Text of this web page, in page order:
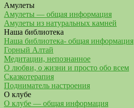
Амулеты
Амулеты — общая информация
Амулеты из натуральных камней
Наша библиотека
Наша библиотека- общая информация
Горный Алтай
Медитации, непознанное
О любви, о жизни и просто обо всем
Сказкотерапия
Подниматель настроения
О клубе
О клубе — общая информация